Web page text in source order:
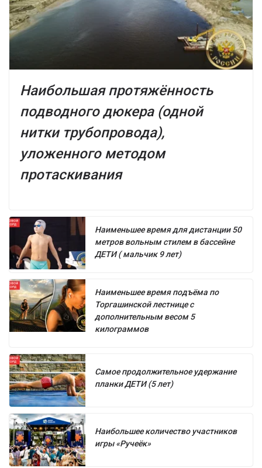
Наибольшая протяжённость
подводного дюкера (одной
нитки трубопровода),
уложенного методом
протаскивания
Наименьшее время для дистанции 50
метров вольным стилем в бассейне
ДЕТИ ( мальчик 9 лет)
Наименьшее время подъёма по
Торгашинской лестнице с
дополнительным весом 5
килограммов
Самое продолжительное удержание
планки ДЕТИ (5 лет)
Наибольшее количество участников
игры «Ручеёк»